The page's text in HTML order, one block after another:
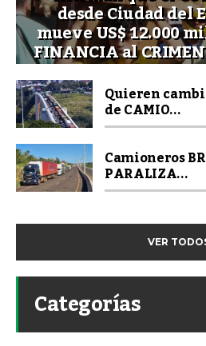
desde Ciudad del
mueve US$ 12.000
FINANCIA al
Quieren
de CAMIO...
Camioneros
PARALIZA...
VER
Categorías